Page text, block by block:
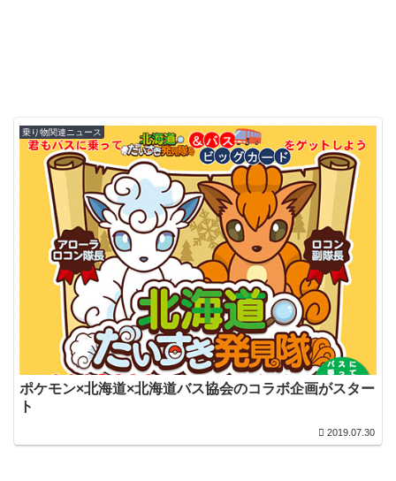
乗り物関連ニュース
ポケモン×北海道×北海道バス協会のコラボ企画がスター
ト
2019.07.30